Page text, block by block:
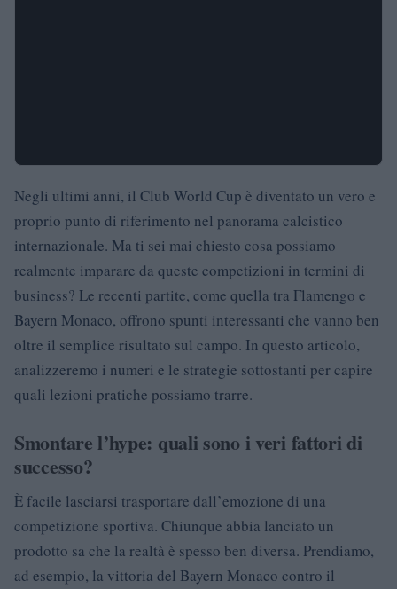
Negli ultimi anni, il Club World Cup è diventato un vero e
proprio punto di riferimento nel panorama calcistico
internazionale. Ma ti sei mai chiesto cosa possiamo
realmente imparare da queste competizioni in termini di
business? Le recenti partite, come quella tra Flamengo e
Bayern Monaco, offrono spunti interessanti che vanno ben
oltre il semplice risultato sul campo. In questo articolo,
analizzeremo i numeri e le strategie sottostanti per capire
quali lezioni pratiche possiamo trarre.
Smontare l’hype: quali sono i veri fattori di
successo?
È facile lasciarsi trasportare dall’emozione di una
competizione sportiva. Chiunque abbia lanciato un
prodotto sa che la realtà è spesso ben diversa. Prendiamo,
ad esempio, la vittoria del Bayern Monaco contro il